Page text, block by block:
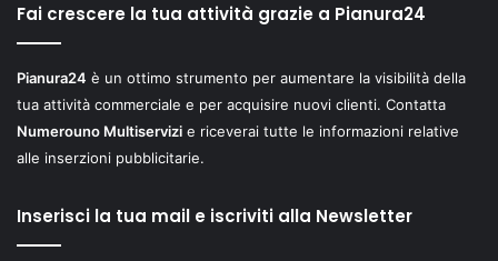
Fai crescere la tua attività grazie a Pianura24
Pianura24 è un ottimo strumento per aumentare la visibilità della
tua attività commerciale e per acquisire nuovi clienti. Contatta
Numerouno Multiservizi e riceverai tutte le informazioni relative
alle inserzioni pubblicitarie.
Inserisci la tua mail e iscriviti alla Newsletter